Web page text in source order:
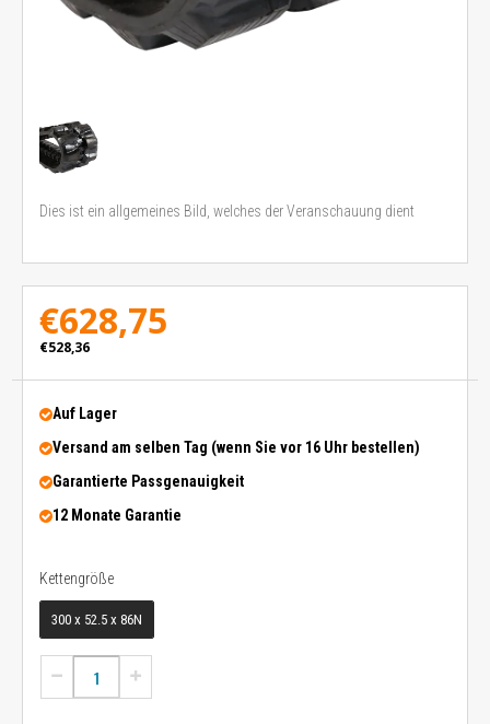
Dies ist ein allgemeines Bild, welches der Veranschauung dient
€628,75
€528,36
Auf Lager
Versand am selben Tag (wenn Sie vor 16 Uhr bestellen)
Garantierte Passgenauigkeit
12 Monate Garantie
KettengrößeKettengröße
300 x 52.5 x 86N